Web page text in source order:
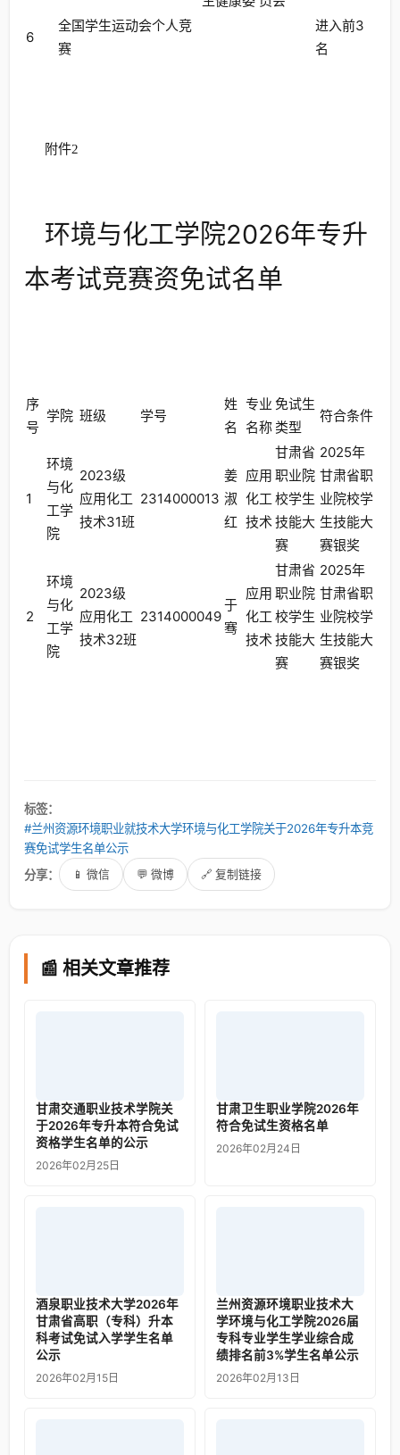
6
全国学生运动会个人竞
赛
进入前3
名
附件2
环境与化工学院2026年专升
本考试竞赛资免试名单
序
号
学院 班级 学号
姓
名
专业
名称
免试生
类型
符合条件
1
环境
与化
工学
院
2023级
应用化工
技术31班
2314000013
姜
淑
红
应用
化工
技术
甘肃省
职业院
校学生
技能大
赛
2025年
甘肃省职
业院校学
生技能大
赛银奖
2
环境
与化
工学
院
2023级
应用化工
技术32班
2314000049
于
骞
应用
化工
技术
甘肃省
职业院
校学生
技能大
赛
2025年
甘肃省职
业院校学
生技能大
赛银奖
标签：
#兰州资源环境职业就技术大学环境与化工学院关于2026年专升本竞
赛免试学生名单公示
分享：
📱 微信 💬 微博 🔗 复制链接
📰 相关文章推荐
甘肃交通职业技术学院关
于2026年专升本符合免试
资格学生名单的公示
2026年02月25日
甘肃卫生职业学院2026年
符合免试生资格名单
2026年02月24日
酒泉职业技术大学2026年
甘肃省高职（专科）升本
科考试免试入学学生名单
公示
2026年02月15日
兰州资源环境职业技术大
学环境与化工学院2026届
专科专业学生学业综合成
绩排名前3%学生名单公示
2026年02月13日